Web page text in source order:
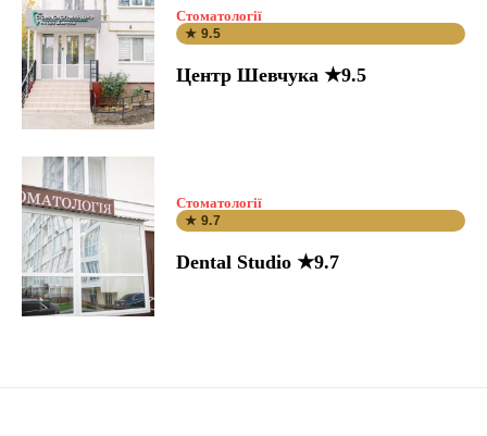
Стоматології
★ 9.5
Центр Шевчука ★9.5
Стоматології
★ 9.7
Dental Studio ★9.7